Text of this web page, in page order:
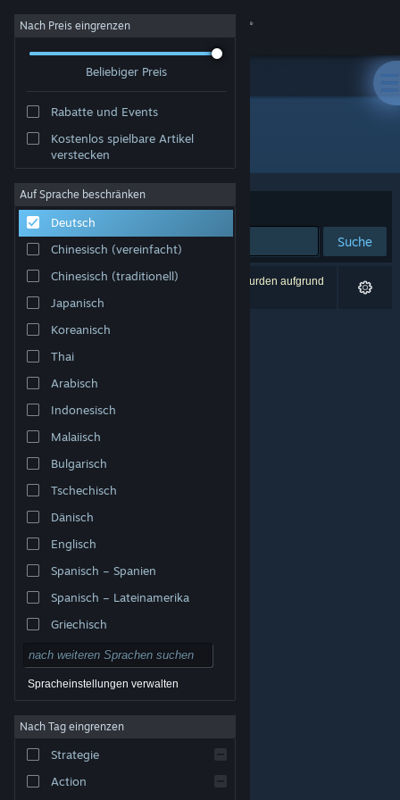
Anmelden
Info
Support
Sprache ändern
Steam-Mobile-App herunterladen
Desktopversion anzeigen
© Valve Corporation. Alle Rechte vorbehalten. Alle
USA und anderen Ländern.
Rechtliches
Barrierefreiheit
Nutzungsvertrag
Nach Preis eingrenzen
Beliebiger Preis
Rabatte und Events
Kostenlos spielbare Artikel
verstecken
Auf Sprache beschränken
Deutsch
Chinesisch (vereinfacht)
Chinesisch (traditionell)
Japanisch
Koreanisch
Thai
Arabisch
Indonesisch
Malaiisch
Bulgarisch
Tschechisch
Dänisch
Englisch
Spanisch – Spanien
Spanisch – Lateinamerika
Griechisch
Spracheinstellungen verwalten
Nach Tag eingrenzen
Strategie
Action
Entwickler: KMG
Sortieren nach Relevanz
Suche
0 Ergebnisse entsprechen Ihrer Suche. 2 Titel wurden aufgrund
Ihrer Einstellungen ausgeschlossen.